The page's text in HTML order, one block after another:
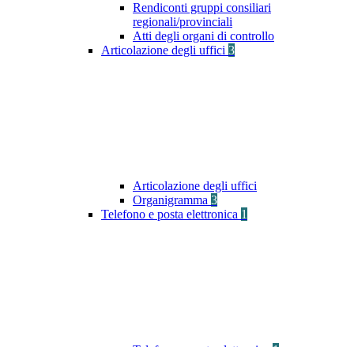
Rendiconti gruppi consiliari
regionali/provinciali
Atti degli organi di controllo
Articolazione degli uffici 3
Articolazione degli uffici
Organigramma 3
Telefono e posta elettronica 1